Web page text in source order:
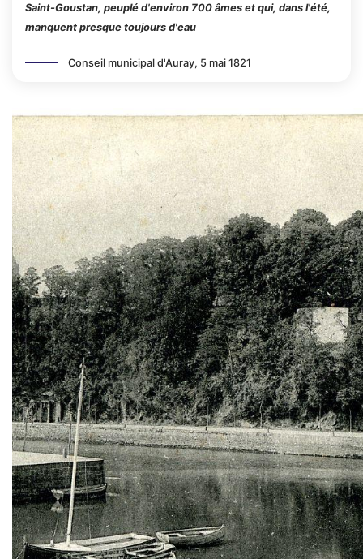
Saint-Goustan, peuplé d'environ 700 âmes et qui, dans l'été,
manquent presque toujours d'eau
Conseil municipal d'Auray, 5 mai 1821
Zoom sur l'image